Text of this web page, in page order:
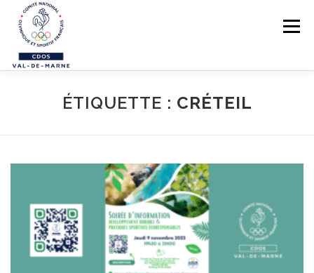
Aller au contenu
Menu
NOS ACTIONS
STRUCTUREZ-VOUS !
PARASPORTS
AIDE PÉDAGOGIQUE
ÉTIQUETTE : CRÉTEIL